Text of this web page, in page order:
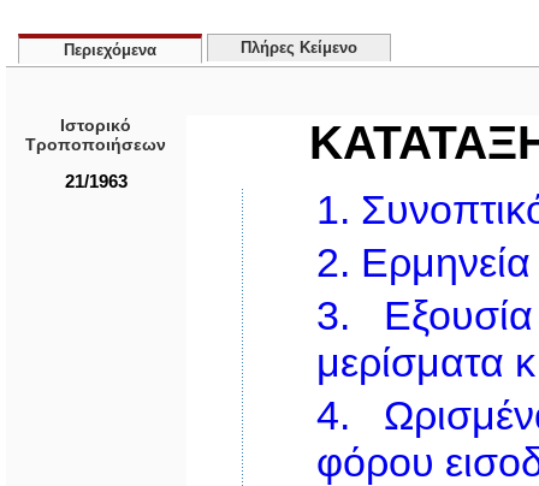
Περιεχόμενα Πλήρες Κείμενο
Ιστορικό
Τροποποιήσεων
21/1963
1.
2. Ερμηνεία
3.
μερίσματα
4.
φόρου